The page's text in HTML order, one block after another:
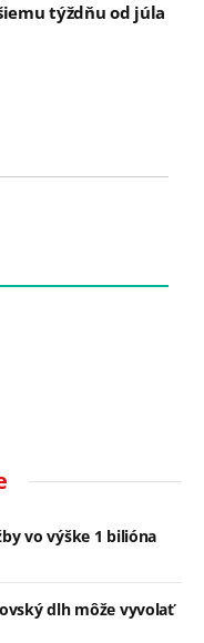
týždňu od júla
vo výške 1 bilióna
dlh môže vyvolať